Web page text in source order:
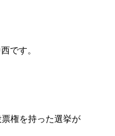
です。
権を持った選挙が